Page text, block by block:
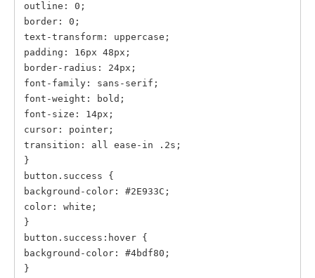
outline: 0;
border: 0;
text-transform: uppercase;
padding: 16px 48px;
border-radius: 24px;
font-family: sans-serif;
font-weight: bold;
font-size: 14px;
cursor: pointer;
transition: all ease-in .2s;
}
button.success {
background-color: #2E933C;
color: white;
}
button.success:hover {
background-color: #4bdf80;
}